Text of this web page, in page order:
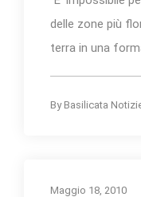
delle zone più
terra in una
By Basilicata
Maggio 18, 2010